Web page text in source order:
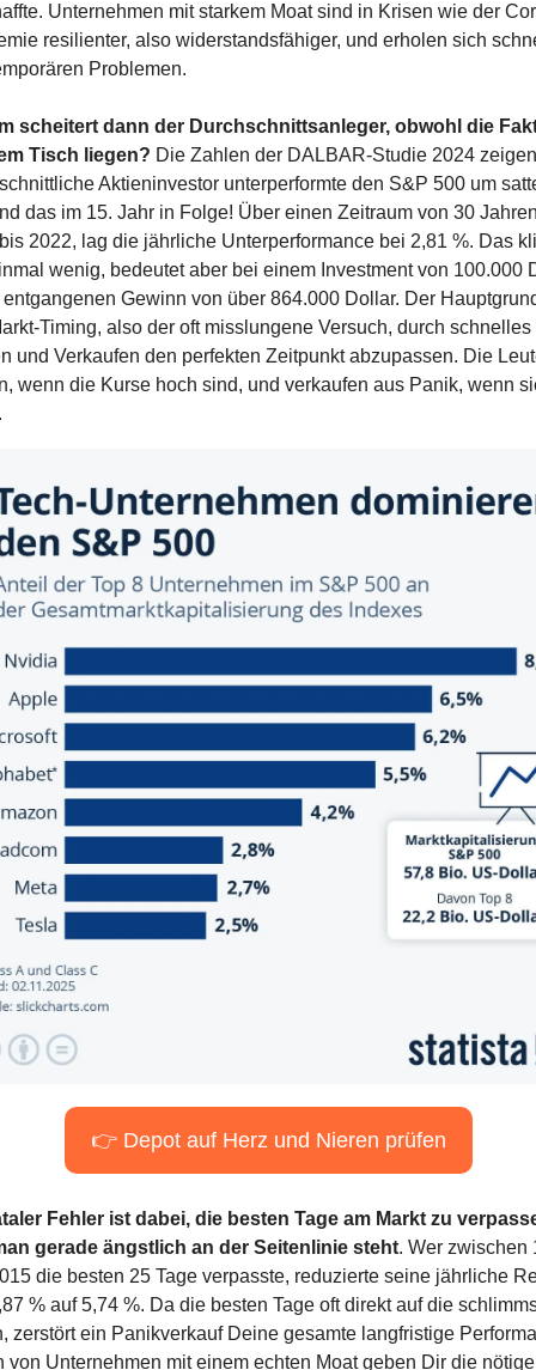
Unternehmen mit starkem Moat sind in Krisen wie der
resilienter, also widerstandsfähiger, und erholen sich
Problemen.
scheitert dann der Durchschnittsanleger, obwohl die
Tisch liegen? Die Zahlen der DALBAR-Studie 2024
Aktieninvestor unterperformte den S&P 500 um
das im 15. Jahr in Folge! Über einen Zeitraum von 30
2022, lag die jährliche Unterperformance bei 2,81 %. Das
wenig, bedeutet aber bei einem Investment von 100.000
Gewinn von über 864.000 Dollar. Der
Timing, also der oft misslungene Versuch, durch schnelles
und Verkaufen den perfekten Zeitpunkt abzupassen. Die
wenn die Kurse hoch sind, und verkaufen aus Panik, wenn
👉 Depot auf Herz und Nieren prüfen
Fehler ist dabei, die besten Tage am Markt zu
gerade ängstlich an der Seitenlinie steht. Wer zwischen
die besten 25 Tage verpasste, reduzierte seine jährliche
% auf 5,74 %. Da die besten Tage oft direkt auf die
zerstört ein Panikverkauf Deine gesamte langfristige
von Unternehmen mit einem echten Moat geben Dir die nötige